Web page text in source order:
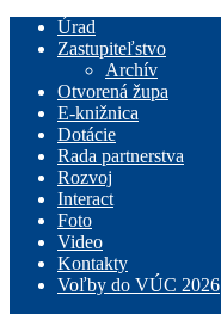
Úrad
Zastupiteľstvo
Archív
Otvorená župa
E-knižnica
Dotácie
Rada partnerstva
Rozvoj
Interact
Foto
Video
Kontakty
Voľby do VÚC 2026